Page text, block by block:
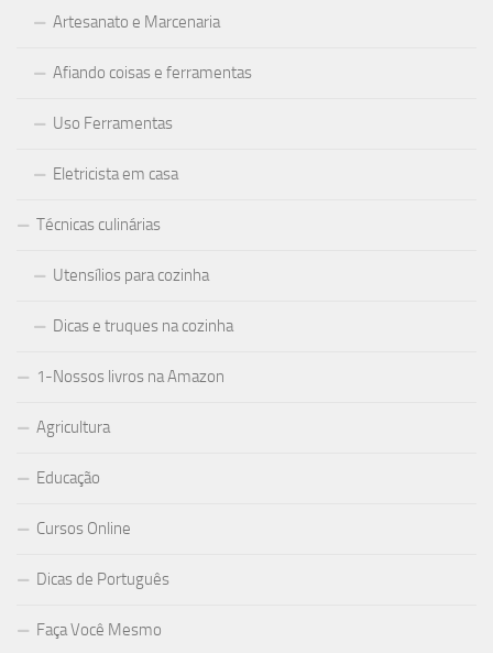
Artesanato e Marcenaria
Afiando coisas e ferramentas
Uso Ferramentas
Eletricista em casa
Técnicas culinárias
Utensílios para cozinha
Dicas e truques na cozinha
1-Nossos livros na Amazon
Agricultura
Educação
Cursos Online
Dicas de Português
Faça Você Mesmo